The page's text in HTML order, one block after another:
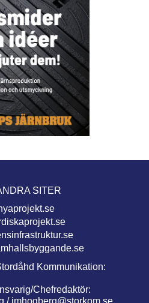
SITER
Kommunikation:
Chefredaktör:
/ jmhogberg@storkom.se